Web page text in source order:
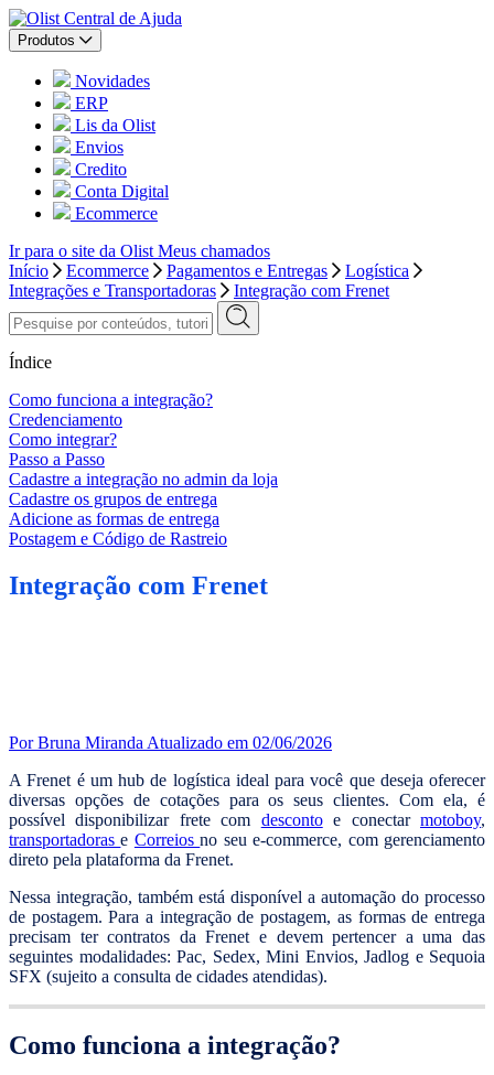
Central de Ajuda
Produtos
Novidades
ERP
Lis da Olist
Envios
Credito
Conta Digital
Ecommerce
Ir para o site da Olist Meus chamados
Início
Ecommerce Pagamentos e Entregas
Logística
Integrações e Transportadoras
Integração com Frenet
Índice
Como funciona a integração?
Credenciamento
Como integrar?
Passo a Passo
Cadastre a integração no admin da loja
Cadastre os grupos de entrega
Adicione as formas de entrega
Postagem e Código de Rastreio
Integração com Frenet
Por Bruna Miranda Atualizado em 02/06/2026
A Frenet é um hub de logística ideal para você que deseja oferecer
diversas opções de cotações para os seus clientes. Com ela, é
possível disponibilizar frete com descontoe conectarmotoboy,
transportadorase Correiosno seu e-commerce, com gerenciamento
direto pela plataforma da Frenet.
Nessa integração, também está disponível a automação do processo
de postagem. Para a integração de postagem, as formas de entrega
precisam ter contratos da Frenet e devem pertencer a uma das
seguintes modalidades: Pac, Sedex, Mini Envios, Jadlog e Sequoia
SFX (sujeito a consulta de cidades atendidas).
Como funciona a integração?